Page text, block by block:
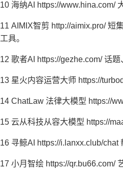
10 海纳AI https://www.hina.com/
11 AIMIX智剪 http://aimix.pro/ 短
工具。
12 歌者AI https://gezhe.com/ 话
13 星火内容运营大师 https://
14 ChatLaw 法律大模型 https://
15 云从科技从容大模型 https://
16 寻鲸AI https://i.lanxx.club/chat
17 小月智绘 https://qr.bu66.com/